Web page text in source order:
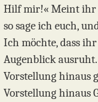
Hilf mir!« Meint ihr
so sage ich euch,
Ich möchte, dass
Augenblick
Vorstellung hinaus
Vorstellung hinaus